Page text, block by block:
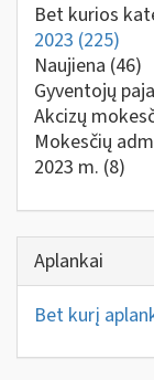
Bet kurios
2023 (225)
Naujiena (46)
Gyventojų
Akcizų
Mokesčių
2023 m. (8)
Aplankai
Bet kurį